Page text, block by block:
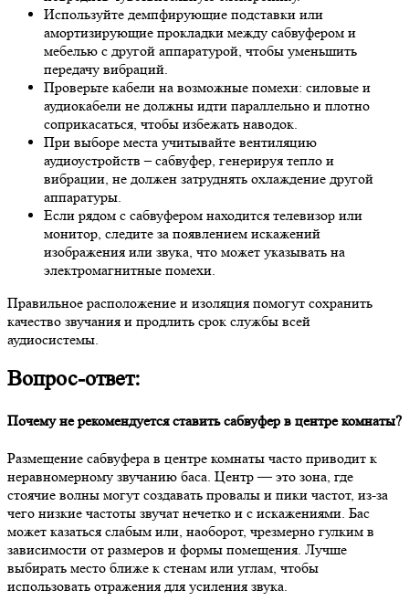
Используйте демпфирующие подставки или
амортизирующие прокладки между сабвуфером и
мебелью с другой аппаратурой, чтобы уменьшить
передачу вибраций.
Проверьте кабели на возможные помехи: силовые и
аудиокабели не должны идти параллельно и плотно
соприкасаться, чтобы избежать наводок.
При выборе места учитывайте вентиляцию
аудиоустройств – сабвуфер, генерируя тепло и
вибрации, не должен затруднять охлаждение другой
аппаратуры.
Если рядом с сабвуфером находится телевизор или
монитор, следите за появлением искажений
изображения или звука, что может указывать на
электромагнитные помехи.
Правильное расположение и изоляция помогут сохранить
качество звучания и продлить срок службы всей
аудиосистемы.
Вопрос-ответ:
Почему не рекомендуется ставить сабвуфер в центре комнаты?
Размещение сабвуфера в центре комнаты часто приводит к
неравномерному звучанию баса. Центр — это зона, где
стоячие волны могут создавать провалы и пики частот, из-за
чего низкие частоты звучат нечетко и с искажениями. Бас
может казаться слабым или, наоборот, чрезмерно гулким в
зависимости от размеров и формы помещения. Лучше
выбирать место ближе к стенам или углам, чтобы
использовать отражения для усиления звука.